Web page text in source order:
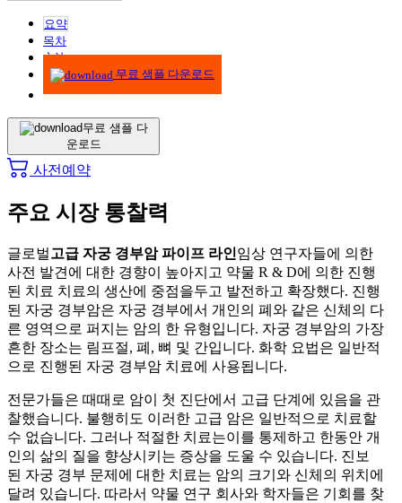
요약
목차
方法
무료 샘플 다운로드
무료 샘플 다
운로드
사전예약
주요 시장 통찰력
글로벌고급 자궁 경부암 파이프 라인임상 연구자들에 의한
사전 발견에 대한 경향이 높아지고 약물 R & D에 의한 진행
된 치료 치료의 생산에 중점을두고 발전하고 확장했다. 진행
된 자궁 경부암은 자궁 경부에서 개인의 폐와 같은 신체의 다
른 영역으로 퍼지는 암의 한 유형입니다. 자궁 경부암의 가장
흔한 장소는 림프절, 폐, 뼈 및 간입니다. 화학 요법은 일반적
으로 진행된 자궁 경부암 치료에 사용됩니다.
전문가들은 때때로 암이 첫 진단에서 고급 단계에 있음을 관
찰했습니다. 불행히도 이러한 고급 암은 일반적으로 치료할
수 없습니다. 그러나 적절한 치료는이를 통제하고 한동안 개
인의 삶의 질을 향상시키는 증상을 도울 수 있습니다. 진보
된 자궁 경부 문제에 대한 치료는 암의 크기와 신체의 위치에
달려 있습니다. 따라서 약물 연구 회사와 학자들은 기회를 찾